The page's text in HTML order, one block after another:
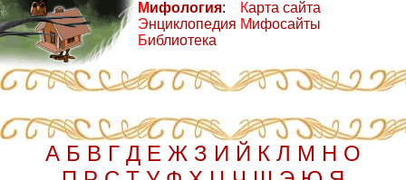
Мифология:
Энциклопедия
Библиотека
Карта сайта
Мифосайты
А Б В Г Д Е Ж З И Й К Л М Н О